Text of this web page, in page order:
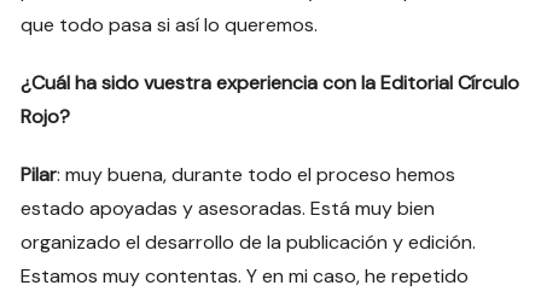
que todo pasa si así lo queremos.
¿Cuál ha sido vuestra experiencia con la Editorial Círculo
Rojo?
Pilar: muy buena, durante todo el proceso hemos
estado apoyadas y asesoradas. Está muy bien
organizado el desarrollo de la publicación y edición.
Estamos muy contentas. Y en mi caso, he repetido